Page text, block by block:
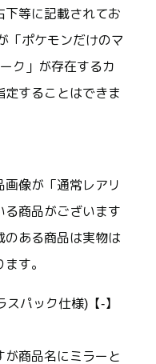
下等に記載されてお
「ポケモンだけのマ
ク」が存在するカ
定することはできま
像が「通常レアリ
る商品がございます
のある商品は実物は
す。
パック仕様)【-】
が商品名にミラーと